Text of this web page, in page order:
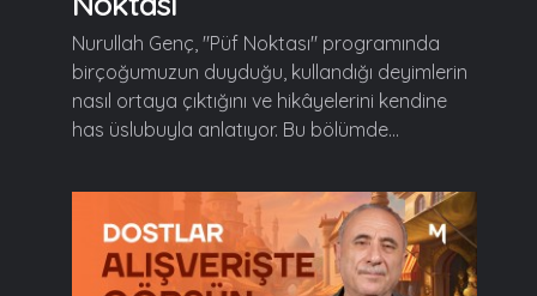
Nurullah Genç, "Püf Noktası" programında
birçoğumuzun duyduğu, kullandığı deyimlerin
nasıl ortaya çıktığını ve hikâyelerini kendine
has üslubuyla anlatıyor. Bu bölümde...